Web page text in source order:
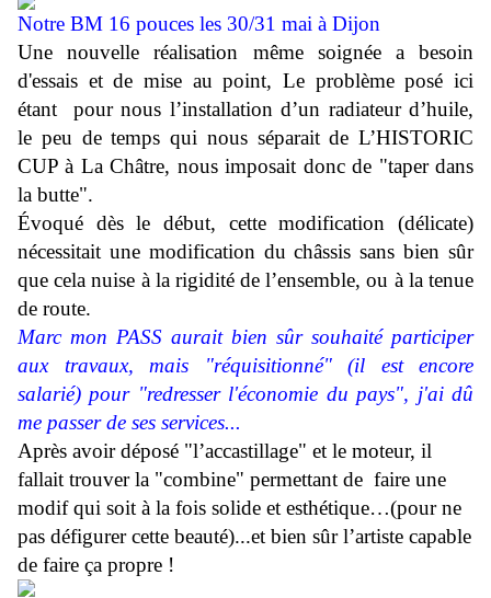
Notre BM 16 pouces les 30/31 mai à Dijon
Une nouvelle réalisation même soignée a besoin
d'essais et de mise au point, Le problème posé ici
étant pour nous l’installation d’un radiateur d’huile,
le peu de temps qui nous séparait de L’HISTORIC
CUP à La Châtre, nous imposait donc de "taper dans
la butte".
Évoqué dès le début, cette modification (délicate)
nécessitait une modification du châssis sans bien sûr
que cela nuise à la rigidité de l’ensemble, ou à la tenue
de route.
Marc mon PASS aurait bien sûr souhaité participer
aux travaux, mais "réquisitionné" (il est encore
salarié) pour "redresser l'économie du pays", j'ai dû
me passer de ses services...
Après avoir déposé "l’accastillage" et le moteur, il
fallait trouver la "combine" permettant de faire une
modif qui soit à la fois solide et esthétique…(pour ne
pas défigurer cette beauté)...et bien sûr l’artiste capable
de faire ça propre !